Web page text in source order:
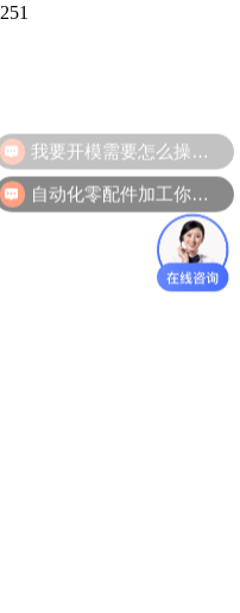
251
我要开模需要怎么操作？